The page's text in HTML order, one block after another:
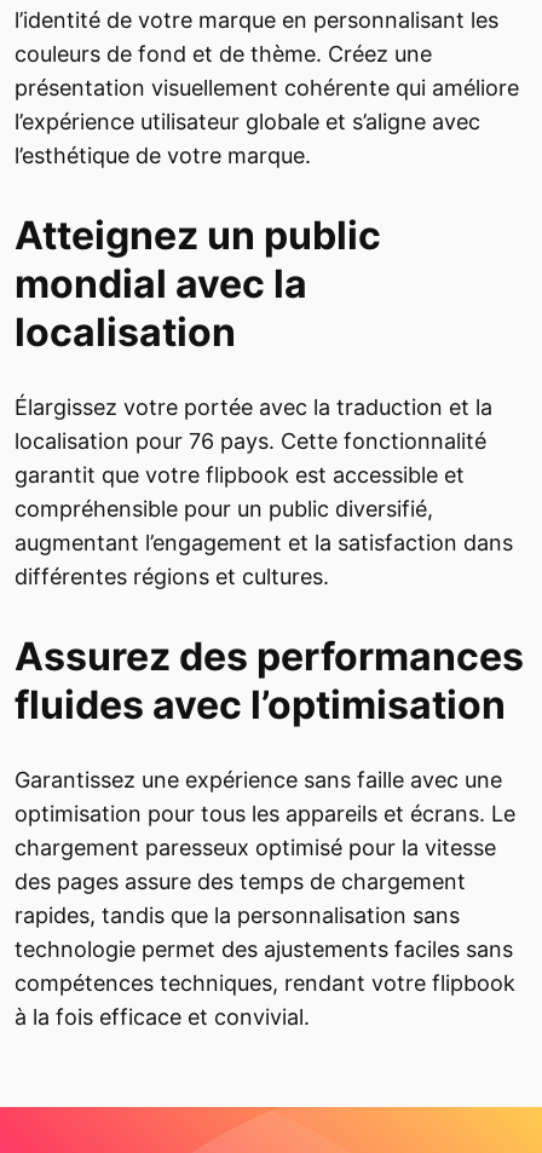
l’identité de votre marque en personnalisant les
couleurs de fond et de thème. Créez une
présentation visuellement cohérente qui améliore
l’expérience utilisateur globale et s’aligne avec
l’esthétique de votre marque.
Atteignez un public
mondial avec la
localisation
Élargissez votre portée avec la traduction et la
localisation pour 76 pays. Cette fonctionnalité
garantit que votre flipbook est accessible et
compréhensible pour un public diversifié,
augmentant l’engagement et la satisfaction dans
différentes régions et cultures.
Assurez des performances
fluides avec l’optimisation
Garantissez une expérience sans faille avec une
optimisation pour tous les appareils et écrans. Le
chargement paresseux optimisé pour la vitesse
des pages assure des temps de chargement
rapides, tandis que la personnalisation sans
technologie permet des ajustements faciles sans
compétences techniques, rendant votre flipbook
à la fois efficace et convivial.